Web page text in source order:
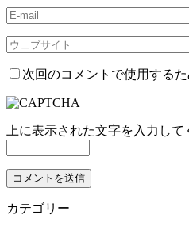
次回のコメントで使用する
上に表示された文字を入力して
カテゴリー